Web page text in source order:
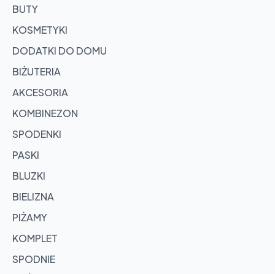
BUTY
KOSMETYKI
DODATKI DO DOMU
BIŻUTERIA
AKCESORIA
KOMBINEZON
SPODENKI
PASKI
BLUZKI
BIELIZNA
PIŻAMY
KOMPLET
SPODNIE